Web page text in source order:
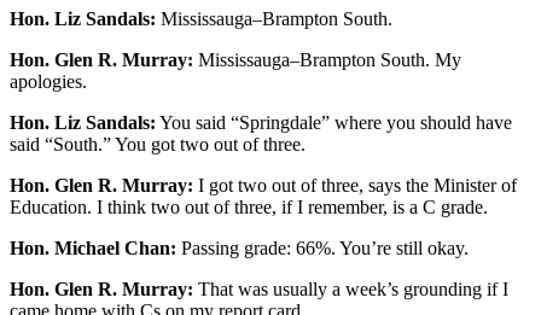
Hon. Liz Sandals: Mississauga–Brampton South.
Hon. Glen R. Murray: Mississauga–Brampton South. My
apologies.
Hon. Liz Sandals: You said “Springdale” where you should have
said “South.” You got two out of three.
Hon. Glen R. Murray: I got two out of three, says the Minister of
Education. I think two out of three, if I remember, is a C grade.
Hon. Michael Chan: Passing grade: 66%. You’re still okay.
Hon. Glen R. Murray: That was usually a week’s grounding if I